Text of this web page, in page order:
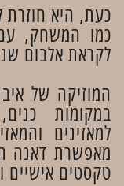
כעת, היא
כמו המשחק,
לקראת אלבום
המוזיקה של
במקומות
למאזינים
מאפשרת דאנה
טקסטים אישיים